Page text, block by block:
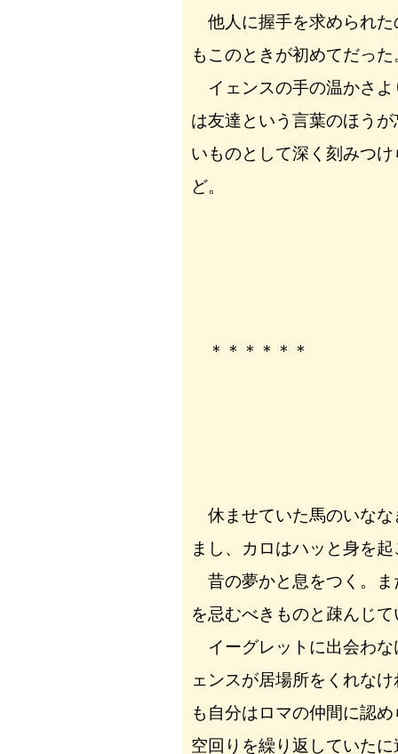
他人に握手を求められた
もこのときが初めてだった
イェンスの手の温かさよ
は友達という言葉のほう
いものとして深く刻みつ
ど。
＊＊＊＊＊＊
休ませていた馬のいなな
まし、カロはハッと身を
昔の夢かと息をつく。ま
を忌むべきものと疎んじ
イーグレットに出会わな
ェンスが居場所をくれな
も自分はロマの仲間に認
空回りを繰り返していた